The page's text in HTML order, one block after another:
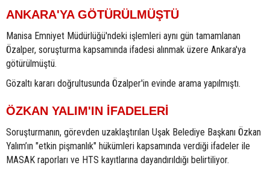
ANKARA'YA GÖTÜRÜLMÜŞTÜ
Manisa Emniyet Müdürlüğü'ndeki işlemleri aynı gün tamamlanan
Özalper, soruşturma kapsamında ifadesi alınmak üzere Ankara'ya
götürülmüştü.
Gözaltı kararı doğrultusunda Özalper'in evinde arama yapılmıştı.
ÖZKAN YALIM'IN İFADELERİ
Soruşturmanın, görevden uzaklaştırılan Uşak Belediye Başkanı Özkan
Yalım’ın "etkin pişmanlık" hükümleri kapsamında verdiği ifadeler ile
MASAK raporları ve HTS kayıtlarına dayandırıldığı belirtiliyor.